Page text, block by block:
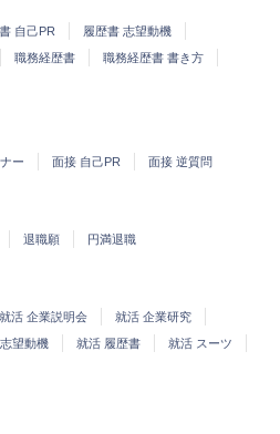
自己PR
履歴書 志望動機
職務経歴書
職務経歴書 書き方
ー 面接 自己PR 面接 逆質問
退職願 円満退職
就活 企業説明会
就活 企業研究
望動機 就活 履歴書
就活 スーツ